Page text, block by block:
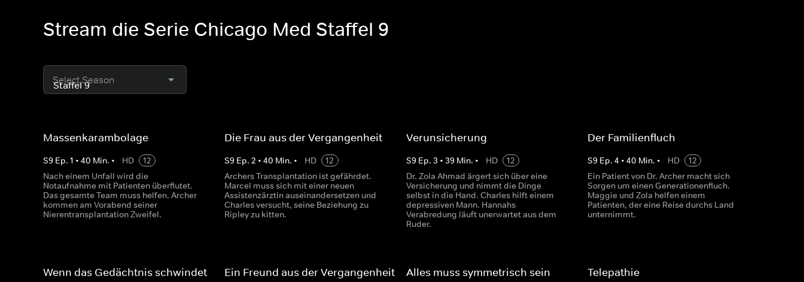
Stream die Serie Chicago Med Staffel 9
Select Season
Massenkarambolage
S9 Ep. 1 • 40 Min. • HD
12
Nach einem Unfall wird die
Notaufnahme mit Patienten überflutet.
Das gesamte Team muss helfen. Archer
kommen am Vorabend seiner
Nierentransplantation Zweifel.
Die Frau aus der Vergangenheit
S9 Ep.2 •40 Min. • HD
12
Archers Transplantation ist gefährdet.
Marcel muss sich mit einer neuen
Assistenzärztin auseinandersetzen und
Charles versucht, seine Beziehung zu
Ripley zu kitten.
Verunsicherung
S9 Ep. 3 • 39Min. • HD
12
Dr. Zola Ahmad ärgert sich über eine
Versicherung und nimmt die Dinge
selbst in die Hand. Charles hilft einem
depressiven Mann. Hannahs
Verabredung läuft unerwartet aus dem
Ruder.
Der Familienfluch
S9 Ep. 4 • 40 Min. • HD
12
Ein Patient von Dr. Archer macht sich
Sorgen um einen Generationenfluch.
Maggie und Zola helfen einem
Patienten, der eine Reise durchs Land
unternimmt.
Wenn das Gedächtnis schwindet Ein Freund aus der Vergangenheit Alles muss symmetrisch sein Telepathie